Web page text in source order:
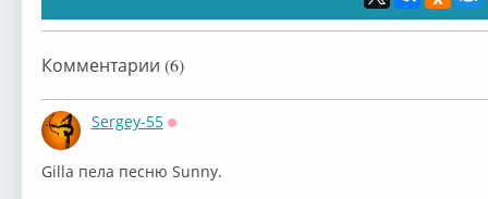
Комментарии (6)
Sergey-55
Gilla пела песню Sunny.